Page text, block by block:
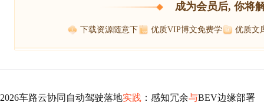
成为会员后, 你将
下载资源随意下 优质VIP博文免费学 优质文
2026车路云协同自动驾驶落地实践 ：感知冗余与BEV边缘部署